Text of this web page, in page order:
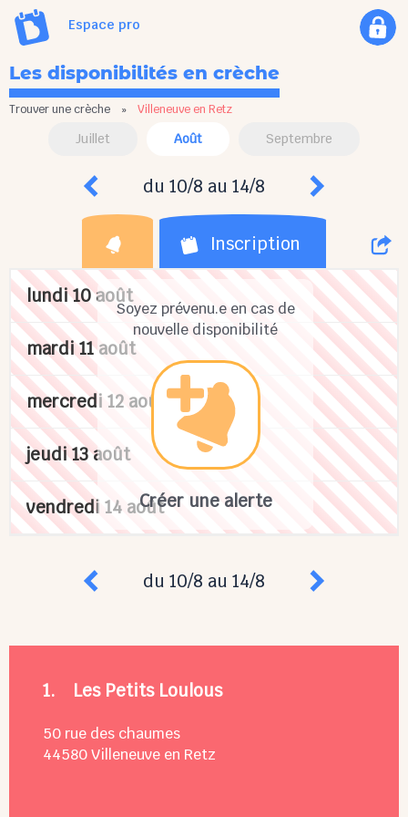
Espace pro
Les disponibilités en crèche
Trouver une crèche » Villeneuve en Retz
Juillet Août Septembre
du 10/8 au 14/8
Inscription
Soyez prévenu.e en cas de
nouvelle disponibilité
Créer une alerte
lundi 10 août
mardi 11 août
mercredi 12 août
jeudi 13 août
vendredi 14 août
du 10/8 au 14/8
1. Les Petits Loulous
50 rue des chaumes
44580 Villeneuve en Retz